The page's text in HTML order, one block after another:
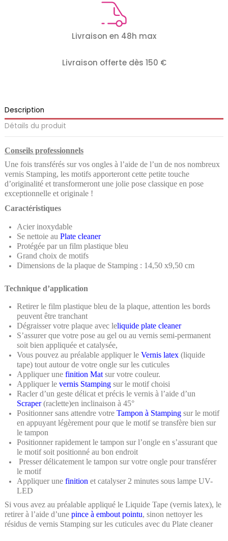
Livraison en 48h max
Livraison offerte dès 150 €
Description
Détails du produit
Conseils professionnels
Une fois transférés sur vos ongles à l’aide de l’un de nos nombreux
vernis Stamping, les motifs apporteront cette petite touche
d’originalité et transformeront une jolie pose classique en pose
exceptionnelle et originale !
Caractéristiques
Acier inoxydable
Se nettoie au Plate cleaner
Protégée par un film plastique bleu
Grand choix de motifs
Dimensions de la plaque de Stamping : 14,50 x9,50 cm
Technique d’application
Retirer le film plastique bleu de la plaque, attention les bords
peuvent être tranchant
Dégraisser votre plaque avec leliquide plate cleaner
S’assurer que votre pose au gel ou au vernis semi-permanent
soit bien appliquée et catalysée,
Vous pouvez au préalable appliquer le Vernis latex (liquide
tape) tout autour de votre ongle sur les cuticules
Appliquer une finition Matsur votre couleur.
Appliquer le vernis Stamping sur le motif choisi
Racler d’un geste délicat et précis le vernis à l’aide d’un
Scraper(raclette)en inclinaison à 45°
Positionner sans attendre votre Tampon à Stamping sur le motif
en appuyant légèrement pour que le motif se transfère bien sur
le tampon
Positionner rapidement le tampon sur l’ongle en s’assurant que
le motif soit positionné au bon endroit
Presser délicatement le tampon sur votre ongle pour transférer
le motif
Appliquer une finition et catalyser 2 minutes sous lampe UV-
LED
Si vous avez au préalable appliqué le Liquide Tape (vernis latex), le
retirer à l’aide d’une pince à embout pointu, sinon nettoyer les
résidus de vernis Stamping sur les cuticules avec du Plate cleaner